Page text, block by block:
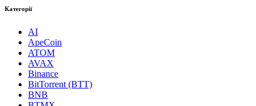
Категорії
AI
ApeCoin
ATOM
AVAX
Binance
BitTorrent (BTT)
BNB